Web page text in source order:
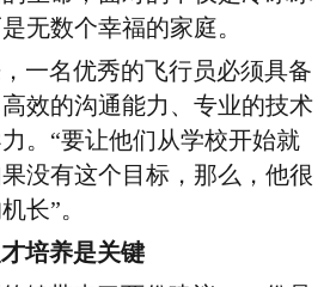
无数个幸福的家庭。
一名优秀的飞行员必须具备
效的沟通能力、专业的技术
。“要让他们从学校开始就
没有这个目标，那么，他很
长”。
培养是关键